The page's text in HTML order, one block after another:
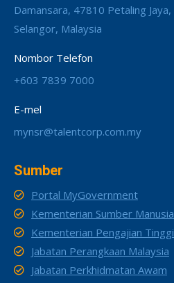
Damansara, 47810 Petaling Jaya,
Selangor, Malaysia
Nombor Telefon
+603 7839 7000
E-mel
mynsr@talentcorp.com.my
Sumber
Portal MyGovernment
Kementerian Sumber Manusia
Kementerian Pengajian Tinggi
Jabatan Perangkaan Malaysia
Jabatan Perkhidmatan Awam